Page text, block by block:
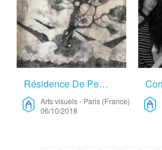
Résidence De Peintre – Arts Visuels
Arts visuels- Paris (France)
06/10/2018